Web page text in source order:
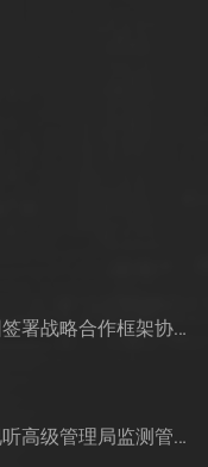
西南大学与智慧宫集团签署战略合作框架协议
毛里塔尼亚国家新闻视听高级管理局监测管控司司长穆罕默德·哈桑·埃萨利姆一行莅临智慧宫调研